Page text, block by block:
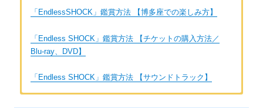
「EndlessSHOCK」鑑賞方法 【博多座での楽しみ方】
「Endless SHOCK」鑑賞方法 【チケットの購入方法／
Blu-ray、DVD】
「Endless SHOCK」鑑賞方法 【サウンドトラック】